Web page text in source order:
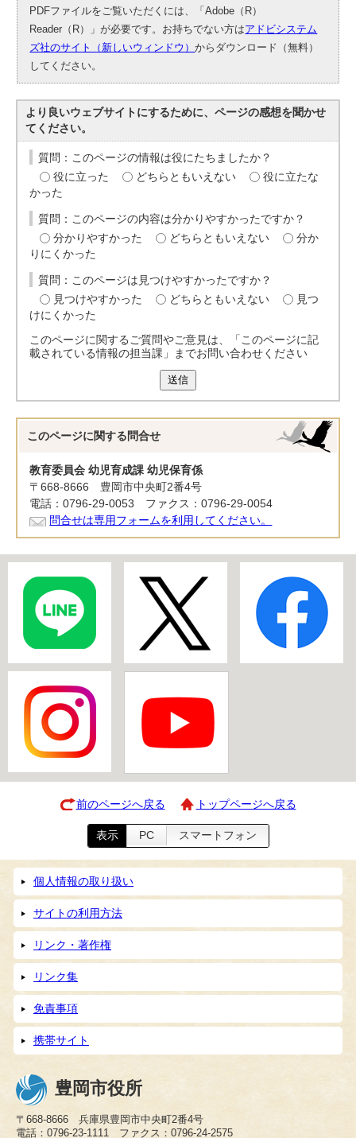
PDFファイルをご覧いただくには、「Adobe（R）
Reader（R）」が必要です。お持ちでない方はアドビシステム
ズ社のサイト（新しいウィンドウ）からダウンロード（無料）
してください。
より良いウェブサイトにするために、ページの感想を聞かせ
てください。
質問：このページの情報は役にたちましたか？
役に立った
どちらともいえない
役に立たな
かった
質問：このページの内容は分かりやすかったですか？
分かりやすかった
どちらともいえない
分か
りにくかった
質問：このページは見つけやすかったですか？
見つけやすかった
どちらともいえない
見つ
けにくかった
このページに関するご質問やご意見は、「このページに記
載されている情報の担当課」までお問い合わせください
送信
このページに関する 問合せ
教育委員会 幼児育成課 幼児保育係
〒668-8666 豊岡市中央町2番4号
電話：0796-29-0053 ファクス：0796-29-0054
問合せは専用フォームを利用してください。
前のページへ戻る トップページへ戻る
表示 PC スマートフォン
個人情報の取り扱い
サイトの利用方法
リンク・著作権
リンク集
免責事項
携帯サイト
豊岡市役所
〒668-8666 兵庫県豊岡市中央町2番4号
電話：0796-23-1111 ファクス：0796-24-2575